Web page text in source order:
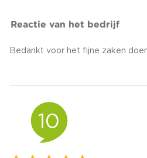
Reactie van het bedrijf
Bedankt voor het fijne zaken
10